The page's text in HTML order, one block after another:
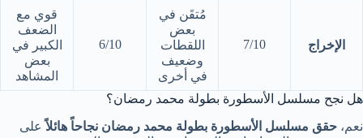
الإخراج 7/10
مُتقَن في
بعض
اللقطات
وضعيف
في أخرى
6/10
قوي مع
الضعف
الكبير في
بعض
المشاهد
هل نجح مسلسل الأسطورة بطولة محمد رمضان؟
نعم، حقق مسلسل الأسطورة بطولة محمد رمضان نجاحاً هائلاًعلى